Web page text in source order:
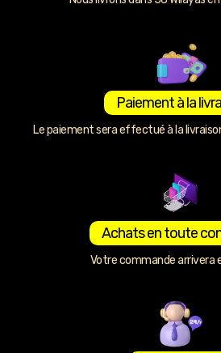
Paiement à la
Le paiement sera effectué à la
Achats en toute
Votre commande arrivera